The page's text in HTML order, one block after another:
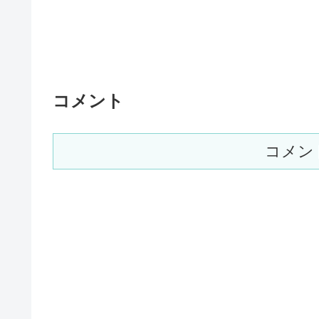
コメント
コメン